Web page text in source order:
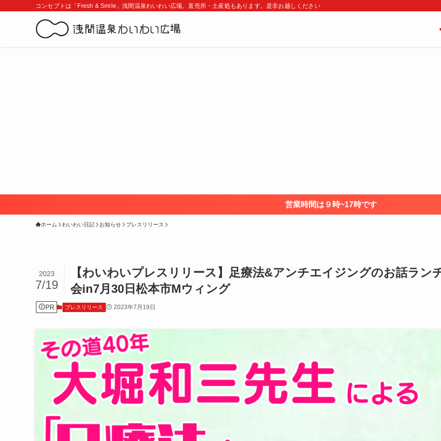
コンセプトは「Fresh & Smile」浅間温泉わいわい広場。直売所・土産処もあります。是非お越しください
営業時間は９時~17時です
ホーム わいわい日記 お知らせ プレスリリース
【わいわいプレスリリース】足療法&アンチエイジングのお話ラン
会in7月30日松本市Mウィング
2023
7/19
PR プレスリリース 2023年7月19日